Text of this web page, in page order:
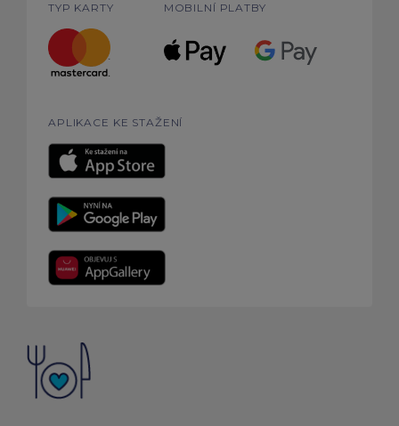
TYP KARTY MOBILNÍ PLATBY
APLIKACE KE STAŽENÍ